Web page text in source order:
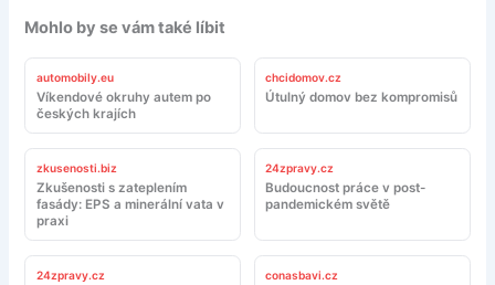
Mohlo by se vám také líbit
automobily.eu
Víkendové okruhy autem po
českých krajích
chcidomov.cz
Útulný domov bez kompromisů
zkusenosti.biz
Zkušenosti s zateplením
fasády: EPS a minerální vata v
praxi
24zpravy.cz
Budoucnost práce v post-
pandemickém světě
24zpravy.cz conasbavi.cz